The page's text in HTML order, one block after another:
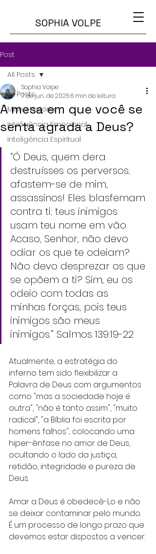
SOPHIA VOLPE
Post
All Posts
Minha História
Inteligência Emocional
Inteligência Espiritual
All Posts
A mesa em que você se
senta agrada a Deus?
Sophia Volpe
7 de jun. de 20256 min de leitura
“Ó Deus, quem dera
destruísses os perversos;
afastem-se de mim,
assassinos! Eles blasfemam
contra ti; teus inimigos
usam teu nome em vão.
Acaso, Senhor, não devo
odiar os que te odeiam?
Não devo desprezar os que
se opõem a ti? Sim, eu os
odeio com todas as
minhas forças, pois teus
inimigos são meus
inimigos.” ‭‭Salmos‬ ‭139‬:‭19‬-‭22‬ ‭
Atualmente, a estratégia do
inferno tem sido flexibilizar a
Palavra de Deus com argumentos
como "mas a sociedade hoje é
outra", "não é tanto assim", "muito
radical", "a Bíblia foi escrita por
homens falhos"... colocando uma
hiper-ênfase no amor de Deus,
ocultando o lado da justiça,
retidão, integridade e pureza de
Deus.
Amar a Deus é obedecê-Lo e não
se deixar contaminar pelo mundo.
É um processo de longo prazo que
devemos estar dispostos a vencer.